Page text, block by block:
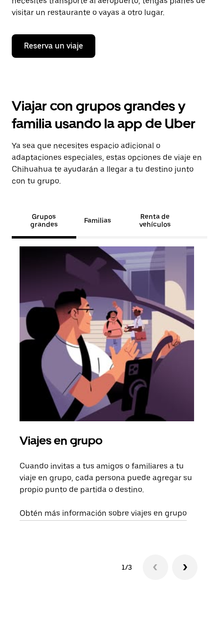
visitar un restaurante o vayas a otro lugar.
Reserva un viaje
Viajar con grupos grandes y
familia usando la app de Uber
Ya sea que necesites espacio adicional o
adaptaciones especiales, estas opciones de viaje en
Chihuahua te ayudarán a llegar a tu destino junto
con tu grupo.
Grupos
grandes
Familias
Renta de
vehículos
Viajes en grupo
Cuando invitas a tus amigos o familiares a tu
viaje en grupo, cada persona puede agregar su
propio punto de partida o destino.
Obtén más información sobre viajes en grupo
1/3